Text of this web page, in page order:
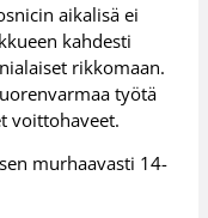
aikalisä ei
kahdesti
rikkomaan.
työtä
voittohaveet.
murhaavasti 14-